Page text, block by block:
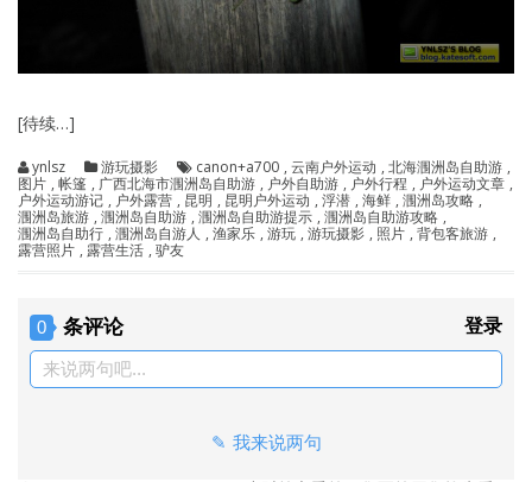
[待续…]
ynlsz 游玩摄影 canon+a700 , 云南户外运动 , 北海涠洲岛自助游 ,
图片 , 帐篷 , 广西北海市涠洲岛自助游 , 户外自助游 , 户外行程 , 户外运动文章 ,
户外运动游记 , 户外露营 , 昆明 , 昆明户外运动 , 浮潜 , 海鲜 , 涠洲岛攻略 ,
涠洲岛旅游 , 涠洲岛自助游 , 涠洲岛自助游提示 , 涠洲岛自助游攻略 ,
涠洲岛自助行 , 涠洲岛自游人 , 渔家乐 , 游玩 , 游玩摄影 , 照片 , 背包客旅游 ,
露营照片 , 露营生活 , 驴友
0 条评论 登录
来说两句吧...
我来说两句